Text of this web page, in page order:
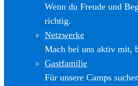
Wenn du Freude und
richtig.
Netzwerke
Mach bei uns aktiv mit,
Gastfamilie
Für unsere Camps